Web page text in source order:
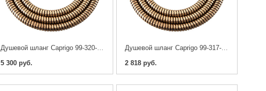
Душевой шланг Caprigo 99-320-vot 200 см
5 300 руб.
Душевой шланг Caprigo 99-317-vot 170 см
2 818 руб.